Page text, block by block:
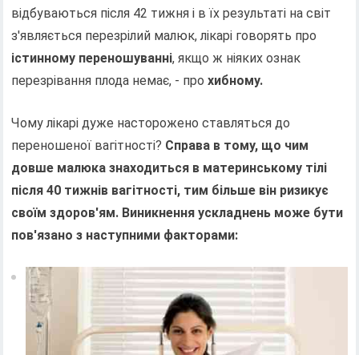
відбуваються після 42 тижня і в їх результаті на світ
з'являється перезрілий малюк, лікарі говорять про
істинному переношуванні, якщо ж ніяких ознак
перезрівання плода немає, - прохибному.
Чому лікарі дуже насторожено ставляться до
переношеної вагітності? Справа в тому, що чим
довше малюка знаходиться в материнському тілі
після 40 тижнів вагітності, тим більше він ризикує
своїм здоров'ям. Виникнення ускладнень може бути
пов'язано з наступними факторами: